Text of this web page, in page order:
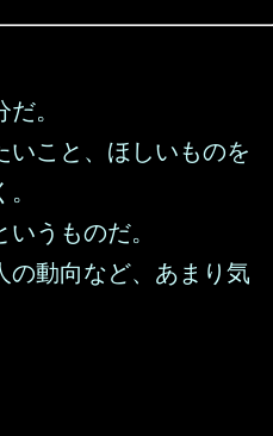
。
いこと、ほしいものを
うものだ。
の動向など、あまり気